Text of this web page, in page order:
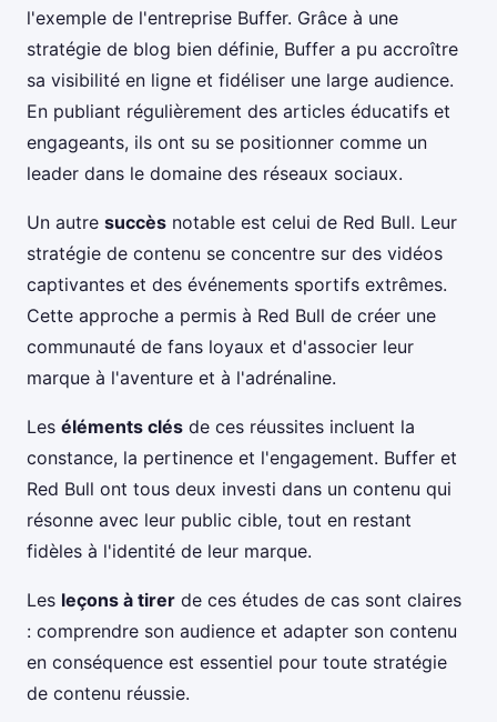
l'exemple de l'entreprise Buffer. Grâce à une
stratégie de blog bien définie, Buffer a pu accroître
sa visibilité en ligne et fidéliser une large audience.
En publiant régulièrement des articles éducatifs et
engageants, ils ont su se positionner comme un
leader dans le domaine des réseaux sociaux.
Un autre succès notable est celui de Red Bull. Leur
stratégie de contenu se concentre sur des vidéos
captivantes et des événements sportifs extrêmes.
Cette approche a permis à Red Bull de créer une
communauté de fans loyaux et d'associer leur
marque à l'aventure et à l'adrénaline.
Les éléments clés de ces réussites incluent la
constance, la pertinence et l'engagement. Buffer et
Red Bull ont tous deux investi dans un contenu qui
résonne avec leur public cible, tout en restant
fidèles à l'identité de leur marque.
Les leçons à tirer de ces études de cas sont claires
: comprendre son audience et adapter son contenu
en conséquence est essentiel pour toute stratégie
de contenu réussie.